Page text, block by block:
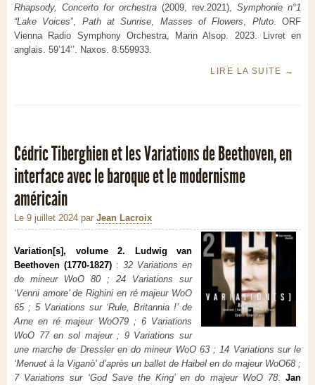
Rhapsody, Concerto for orchestra (2009, rev.2021), Symphonie n°1
“Lake Voices”, Path at Sunrise, Masses of Flowers, Pluto. ORF
Vienna Radio Symphony Orchestra, Marin Alsop. 2023. Livret en
anglais. 59’14’’. Naxos. 8.559933.
LIRE LA SUITE →
Cédric Tiberghien et les Variations de Beethoven, en
interface avec le baroque et le modernisme
américain
Le 9 juillet 2024 par Jean Lacroix
Variation[s], volume 2. Ludwig van
Beethoven (1770-1827) : 32 Variations en
do mineur WoO 80 ; 24 Variations sur
‘Venni amore’ de Righini en ré majeur WoO
65 ; 5 Variations sur ‘Rule, Britannia !’ de
Arne en ré majeur WoO79 ; 6 Variations
WoO 77 en sol majeur ; 9 Variations sur
une marche de Dressler en do mineur WoO 63 ; 14 Variations sur le
‘Menuet à la Viganò’ d’après un ballet de Haibel en do majeur WoO68 ;
7 Variations sur ‘God Save the King’ en do majeur WoO 78.Jan